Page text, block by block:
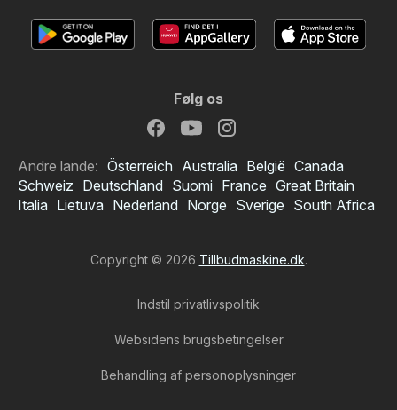
Bauhaus tilbudsavis
Følg os
Andre lande: Österreich Australia België Canada
Schweiz Deutschland Suomi France Great Britain
Italia Lietuva Nederland Norge Sverige South Africa
Copyright © 2026 Tillbudmaskine.dk.
Indstil privatlivspolitik
Websidens brugsbetingelser
Behandling af personoplysninger